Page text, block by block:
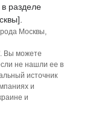
разделе
Москвы,
Вы можете
не нашли ее в
источник
и
и